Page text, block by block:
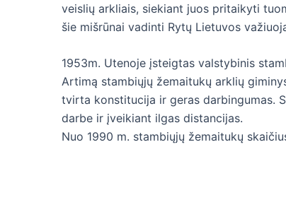
veislių arkliais, siekiant juos pritaikyti
šie mišrūnai vadinti Rytų Lietuvos
1953m. Utenoje įsteigtas valstybinis
Artimą stambiųjų žemaitukų arklių
tvirta konstitucija ir geras darbingumas.
darbe ir įveikiant ilgas distancijas.
Nuo 1990 m. stambiųjų žemaitukų